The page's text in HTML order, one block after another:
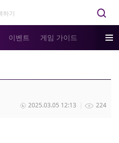
이벤트 게임 가이드
224
2025.03.05 12:13